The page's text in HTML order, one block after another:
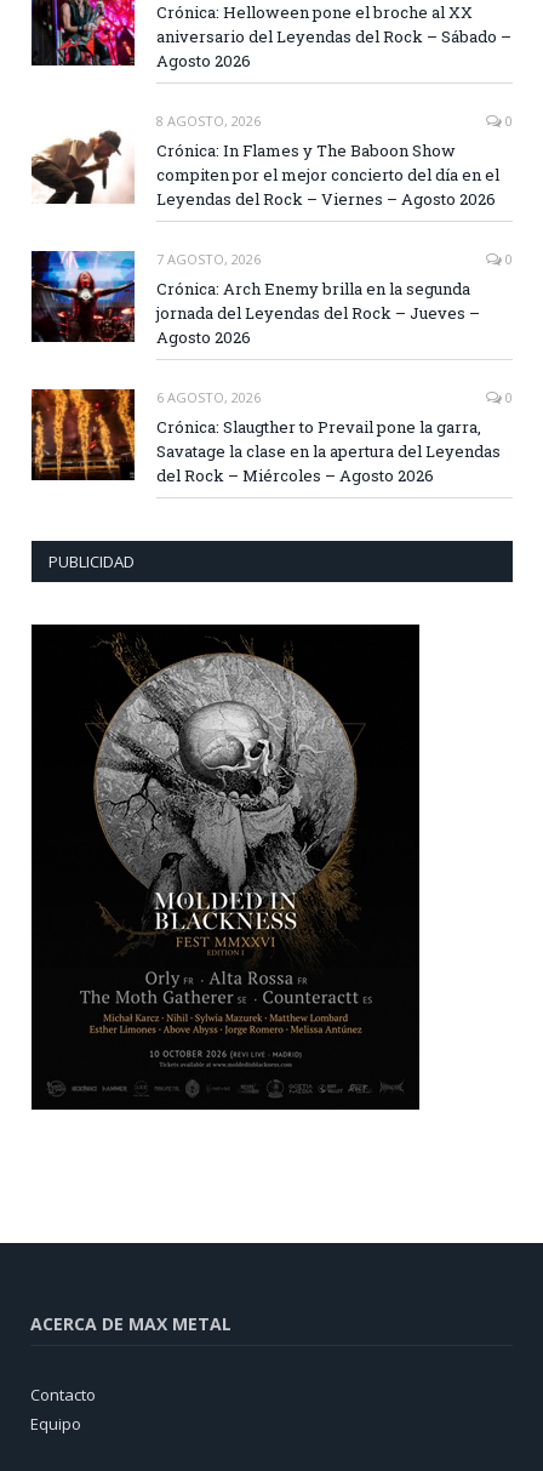
Crónica: Helloween pone el broche al XX
aniversario del Leyendas del Rock – Sábado –
Agosto 2026
8 AGOSTO, 2026 0
Crónica: In Flames y The Baboon Show
compiten por el mejor concierto del día en el
Leyendas del Rock – Viernes – Agosto 2026
7 AGOSTO, 2026 0
Crónica: Arch Enemy brilla en la segunda
jornada del Leyendas del Rock – Jueves –
Agosto 2026
6 AGOSTO, 2026 0
Crónica: Slaugther to Prevail pone la garra,
Savatage la clase en la apertura del Leyendas
del Rock – Miércoles – Agosto 2026
PUBLICIDAD
ACERCA DE MAX METAL
Contacto
Equipo